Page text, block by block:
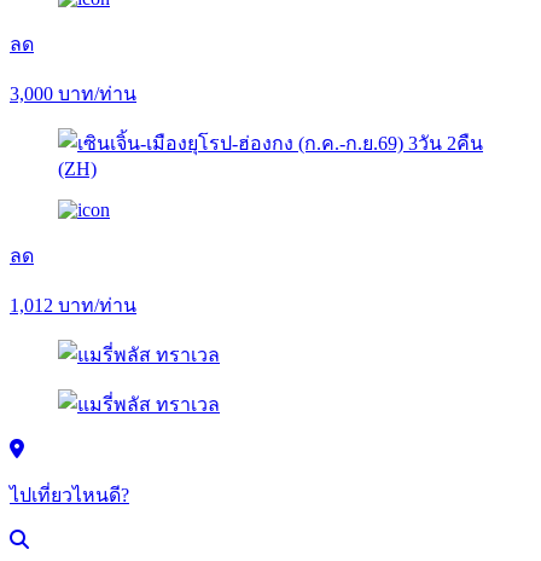
ลด
3,000 บาท/ท่าน
ลด
1,012 บาท/ท่าน
ไปเที่ยวไหนดี?